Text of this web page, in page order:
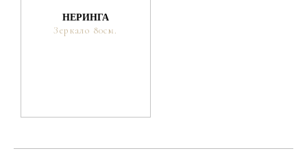
НЕРИНГА
Зеркало 80см.